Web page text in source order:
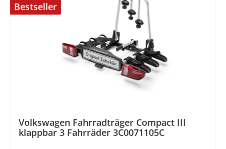
Bestseller
Volkswagen Fahrradträger Compact III
klappbar 3 Fahrräder 3C0071105C